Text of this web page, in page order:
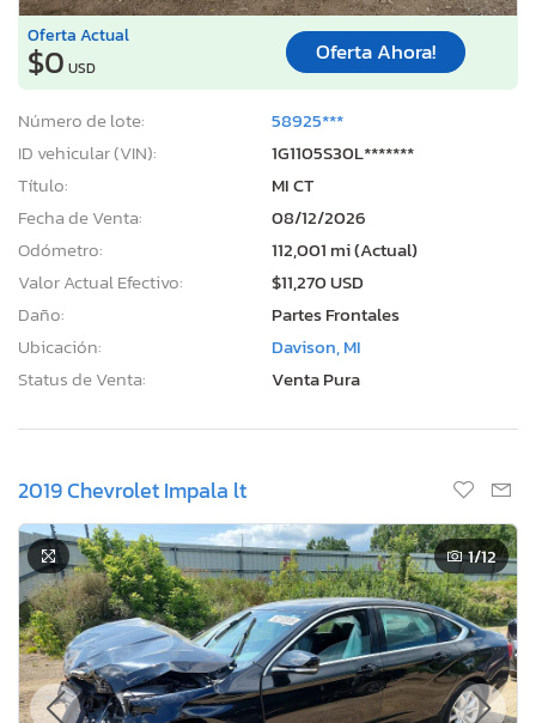
Oferta Actual
$0 USD
Oferta Ahora!
Número de lote:
58925***
ID vehicular (VIN):
1G1105S30L*******
Título:
MI CT
Fecha de Venta:
08/12/2026
Odómetro:
112,001 mi (Actual)
Valor Actual Efectivo:
$11,270 USD
Daño:
Partes Frontales
Ubicación:
Davison, MI
Status de Venta:
Venta Pura
2019 Chevrolet Impala lt
1/12